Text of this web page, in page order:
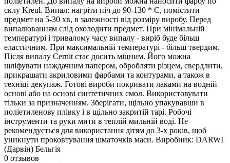
склу Kreul. Випал: нагріти піч до 90-130 * С, помістити
предмет на 5-30 хв, в залежності від розміру виробу. Перед
випалюванням слід охолодити предмет. При мінімальній
температурі і тривалому часу випалу - виріб буде більш
еластичним. При максимальній температурі - більш твердим.
Після випалу Cernit стає досить міцним. Його можна
шліфувати наждачним папером, обробляти різцем, свердлити,
прикрашати акриловими фарбами та контурами, а також в
техніці декупаж. Готові вироби покривати лаками на водній
основі або на основі синтетичних смол. Використовувати
тільки за призначенням. Зберігати, щільно упакувавши в
поліетиленову плівку і в щільно закритій тарі. Робочі
інструменти та руки мити в теплій мильній воді. Не
рекомендується для використання дітям до 3-х років, щоб
уникнути проковтування шматочків маси. Виробник: DARWI
(Дарвін) Бельгія
0 отзывов